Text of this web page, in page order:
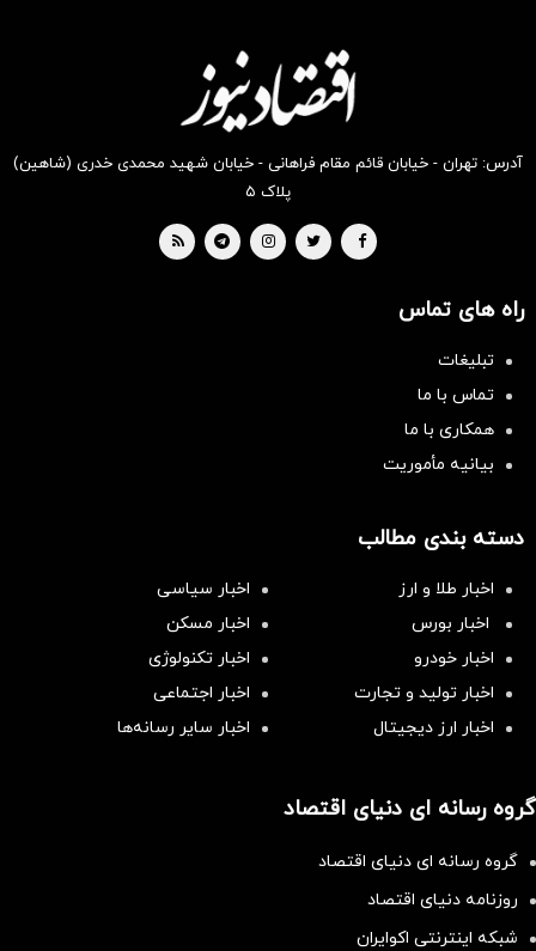
آدرس: تهران - خیابان قائم مقام فراهانی - خیابان شهید محمدی خدری (شاهین)
پلاک ۵
راه های تماس
تبلیغات
تماس با ما
همکاری با ما
بیانیه مأموریت
دسته بندی مطالب
اخبار طلا و ارز
اخبار سیاسی
اخبار بورس
اخبار مسکن
اخبار خودرو
اخبار تکنولوژی
اخبار تولید و تجارت
اخبار اجتماعی
اخبار ارز دیجیتال
اخبار سایر رسانه‌‌ها
گروه رسانه ای دنیای اقتصاد
گروه رسانه ای دنیای اقتصاد
روزنامه دنیای اقتصاد
شبکه اینترنتی اکوایران